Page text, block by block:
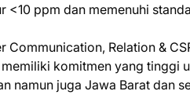
<10 ppm dan memenuhi
Communication, Relation &
komitmen yang tinggi
namun juga Jawa Barat dan